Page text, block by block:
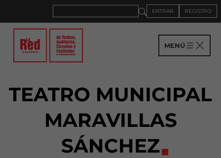
ENTRAR REGISTRO
MENÚ
TEATRO MUNICIPAL
MARAVILLAS
SÁNCHEZ